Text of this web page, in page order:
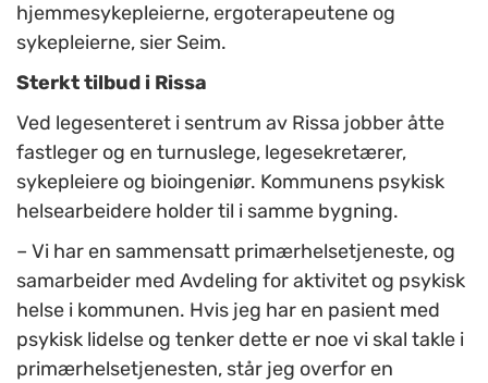
hjemmesykepleierne, ergoterapeutene og
sykepleierne, sier Seim.
Sterkt tilbud i Rissa
Ved legesenteret i sentrum av Rissa jobber åtte
fastleger og en turnuslege, legesekretærer,
sykepleiere og bioingeniør. Kommunens psykisk
helsearbeidere holder til i samme bygning.
– Vi har en sammensatt primærhelsetjeneste, og
samarbeider med Avdeling for aktivitet og psykisk
helse i kommunen. Hvis jeg har en pasient med
psykisk lidelse og tenker dette er noe vi skal takle i
primærhelsetjenesten, står jeg overfor en